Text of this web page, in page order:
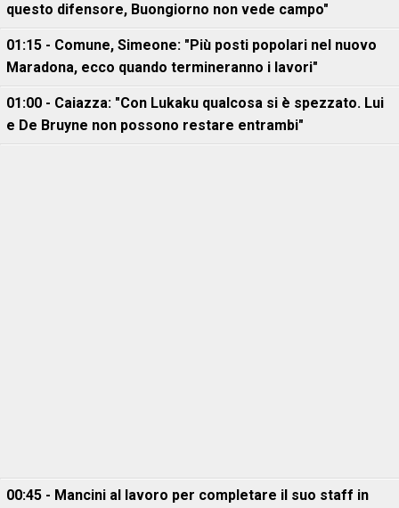
questo difensore, Buongiorno non vede campo"
01:15 - Comune, Simeone: "Più posti popolari nel nuovo
Maradona, ecco quando termineranno i lavori"
01:00 - Caiazza: "Con Lukaku qualcosa si è spezzato. Lui
e De Bruyne non possono restare entrambi"
00:45 - Mancini al lavoro per completare il suo staff in